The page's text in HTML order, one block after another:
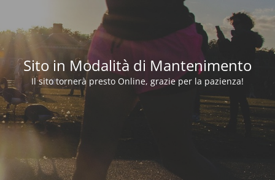
Sito in Modalità di Mantenimento
Il sito tornerà presto Online, grazie per la pazienza!